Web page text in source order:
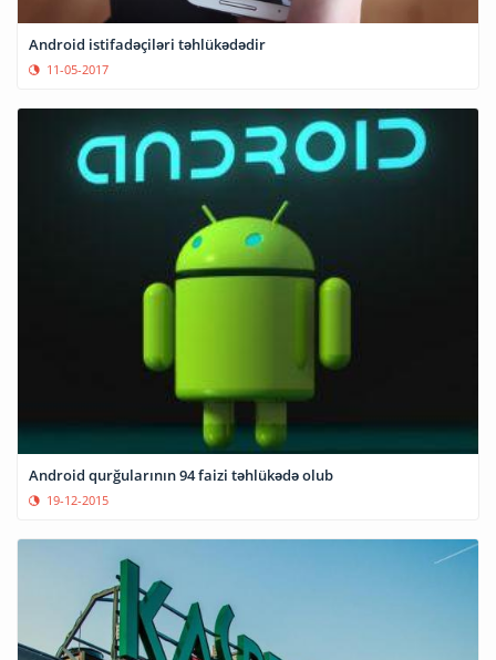
Android istifadəçiləri təhlükədədir
11-05-2017
Android qurğularının 94 faizi təhlükədə olub
19-12-2015